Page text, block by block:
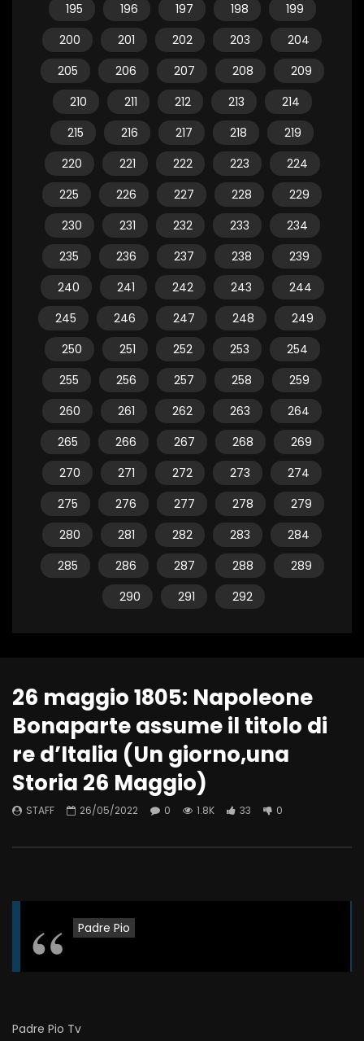
195
196 197 198
199
200
201 202 203
204
205
206 207 208
209
210
211 212 213
214
215
216 217 218
219
220
221 222 223
224
225
226 227 228
229
230
231 232 233
234
235
236 237 238
239
240
241 242 243
244
245
246 247 248
249
250
251 252 253
254
255
256 257 258
259
260
261 262 263
264
265
266 267 268
269
270
271 272 273
274
275
276 277 278
279
280
281 282 283
284
285
286 287 288
289
290
291 292
26 maggio 1805: Napoleone
Bonaparte assume il titolo di
re d’Italia (Un giorno,una
Storia 26 Maggio)
STAFF 26/05/2022 0 1.8K 33 0
Padre Pio
Padre Pio Tv